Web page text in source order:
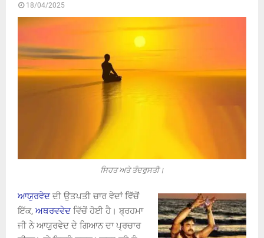
18/04/2025
ਸਿਹਤ ਅਤੇ ਤੰਦਰੁਸਤੀ।
ਆਯੁਰਵੇਦ ਦੀ ਉਤਪਤੀ ਚਾਰ ਵੇਦਾਂ ਵਿੱਚੋਂ
ਇੱਕ, ਅਥਰਵਵੇਦ ਵਿੱਚੋਂ ਹੋਈ ਹੈ। ਬ੍ਰਹਮਾ
ਜੀ ਨੇ ਆਯੁਰਵੇਦ ਦੇ ਗਿਆਨ ਦਾ ਪ੍ਰਚਾਰ